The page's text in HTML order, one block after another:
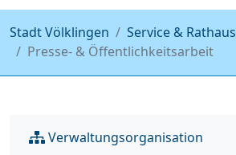
Stadt Völklingen Service & Rathaus
Presse- & Öffentlichkeitsarbeit
Verwaltungsorganisation